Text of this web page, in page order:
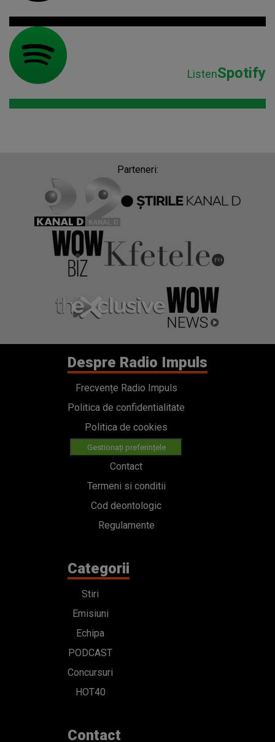
ListenSpotify
Parteneri:
Despre Radio Impuls
Frecvențe Radio Impuls
Politica de confidentialitate
Politica de cookies
Gestionați preferințele
Contact
Termeni si conditii
Cod deontologic
Regulamente
Categorii
Stiri
Emisiuni
Echipa
PODCAST
Concursuri
HOT40
Contact